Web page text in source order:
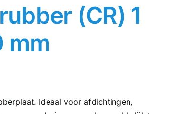
(CR) 1
mm
Ideaal voor afdichtingen,